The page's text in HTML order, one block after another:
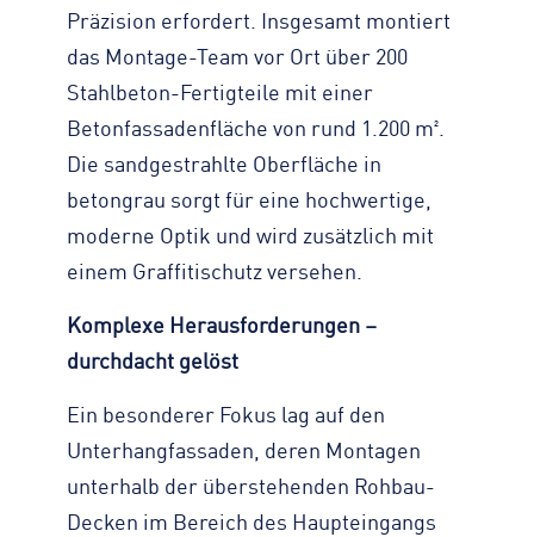
Präzision erfordert. Insgesamt montiert
das Montage-Team vor Ort über 200
Stahlbeton-Fertigteile mit einer
Betonfassadenfläche von rund 1.200 m².
Die sandgestrahlte Oberfläche in
betongrau sorgt für eine hochwertige,
moderne Optik und wird zusätzlich mit
einem Graffitischutz versehen.
Komplexe Herausforderungen –
durchdacht gelöst
Ein besonderer Fokus lag auf den
Unterhangfassaden, deren Montagen
unterhalb der überstehenden Rohbau-
Decken im Bereich des Haupteingangs